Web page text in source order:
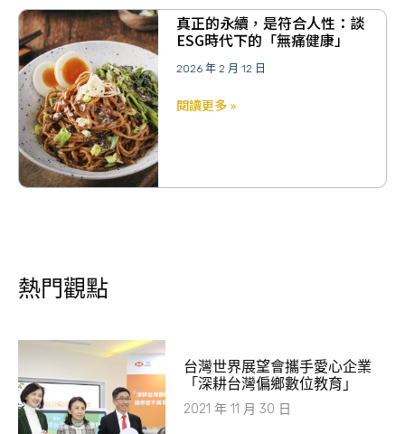
真正的永續，是符合人性：談
ESG時代下的「無痛健康」
2026 年 2 月 12 日
閱讀更多 »
熱門觀點
台灣世界展望會攜手愛心企業
「深耕台灣偏鄉數位教育」
2021 年 11 月 30 日